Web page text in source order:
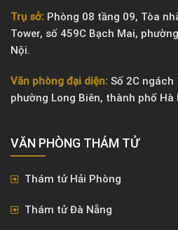
Trụ sở: Phòng 08 tầng 09, Tòa
Tower, số 459C Bạch Mai,
Nội.
Văn phòng đại diện: Số 2C ngách
phường Long Biên, thành phố Hà
VĂN PHÒNG ​THÁM TỬ
Thám tử Hải Phòng
Thám tử Đà Nẵng